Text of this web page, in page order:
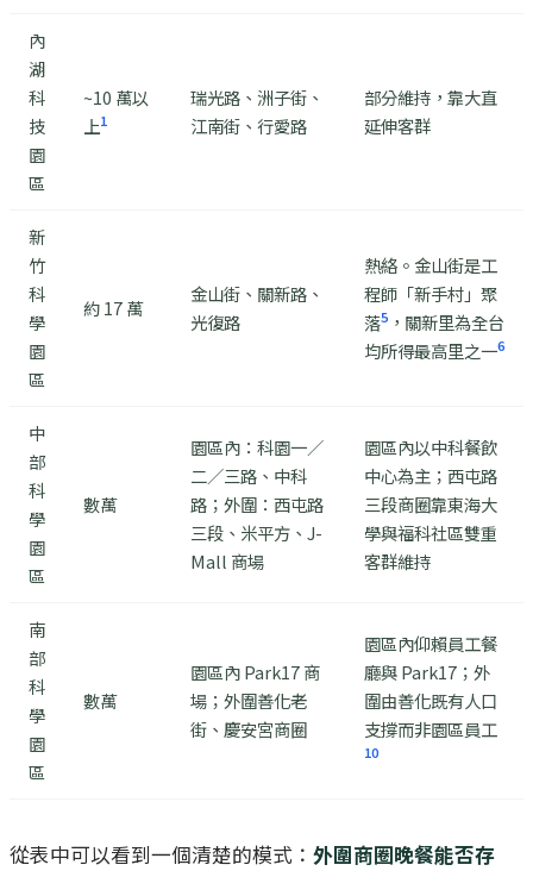
內
湖
科
技
園
區
~10 萬以
上1
瑞光路、洲子街、
江南街、行愛路
部分維持，靠大直
延伸客群
新
竹
科
學
園
區
約 17 萬
金山街、關新路、
光復路
熱絡。金山街是工
程師「新手村」聚
落5 ，關新里為全台
均所得最高里之一6
中
部
科
學
園
區
數萬
園區內：科園一／
二／三路、中科
路；外圍：西屯路
三段、米平方、J-
Mall 商場
園區內以中科餐飲
中心為主；西屯路
三段商圈靠東海大
學與福科社區雙重
客群維持
南
部
科
學
園
區
數萬
園區內 Park17 商
場；外圍善化老
街、慶安宮商圈
園區內仰賴員工餐
廳與 Park17；外
圍由善化既有人口
支撐而非園區員工
10
從表中可以看到一個清楚的模式： 外圍商圈晚餐能否存